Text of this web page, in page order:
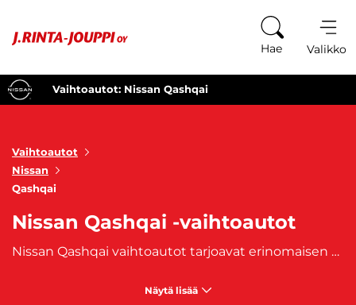
Hae Valikko
Vaihtoautot: Nissan Qashqai
Vaihtoautot
Nissan
Qashqai
Nissan Qashqai -vaihtoautot
Nissan Qashqai vaihtoautot tarjoavat erinomaisen mahdollisuuden hankkia käytännöllinen ja tyylikäs SUV edullisemmalla hinnalla. Nissan Qashqai on ollut suosittu valinta perheiden ja aktiivisten elämäntapojen vuoksi, ja vaihtoautona se tarjoaa erinomaista vastinetta rahalle. J. Rinta-Joupilta löydät laajan valikoiman Nissan Qashqai vaihtoautoja, jotka yhdistävät mukautuvan muotoilun, modernit ominaisuudet ja kohtuulliset kustannukset. Nissan Qashqai vaihtoautot ovat täydellinen valinta niille, jotka arvostavat korkeaa mukavuutta ja käytännöllisyyttä, mutta eivät halua tinkiä tyylistä tai suorituskyvystä. Tämä malli sopii erinomaisesti perheille, jotka tarvitsevat tilavan ja turvallisen ajoneuvon, mutta myös aktiivisille kaupunkilaisille, jotka arvostavat SUV-mallin monipuolisuutta. Qashqai tarjoaa runsaasti tilaa matkustajille ja tavaroille, ja sen ajettavuus on mukautettu sekä kaupungin hektiseen elämään että pidemmille matkoille.
Näytä lisää